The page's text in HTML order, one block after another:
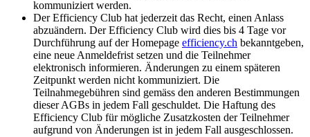
kommuniziert werden.
Der Efficiency Club hat jederzeit das Recht, einen Anlass
abzuändern. Der Efficiency Club wird dies bis 4 Tage vor
Durchführung auf der Homepage efficiency.ch bekanntgeben,
eine neue Anmeldefrist setzen und die Teilnehmer
elektronisch informieren. Änderungen zu einem späteren
Zeitpunkt werden nicht kommuniziert. Die
Teilnahmegebühren sind gemäss den anderen Bestimmungen
dieser AGBs in jedem Fall geschuldet. Die Haftung des
Efficiency Club für mögliche Zusatzkosten der Teilnehmer
aufgrund von Änderungen ist in jedem Fall ausgeschlossen.